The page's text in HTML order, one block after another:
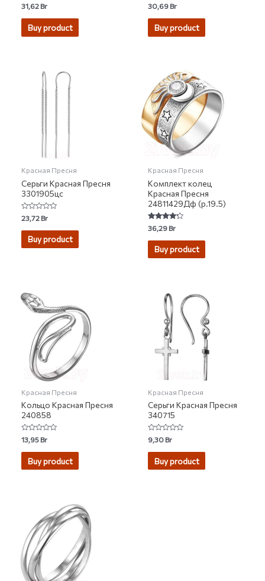
Rated
5.00
out of 5
31,62Br
Buy product
Rated
5.00
out of 5
30,69Br
Buy product
Красная Пресня
Серьги Красная Пресня
3301905цс
Rated
0
out
23,72Br
Buy product
Красная Пресня
Комплект колец
Красная Пресня
24811429Дф (р.19.5)
Rated
4.00
out of 5
36,29Br
Buy product
Красная Пресня
Кольцо Красная Пресня
240858
Rated
0
out
13,95Br
Buy product
Красная Пресня
Серьги Красная Пресня
340715
Rated
0
out
9,30Br
Buy product